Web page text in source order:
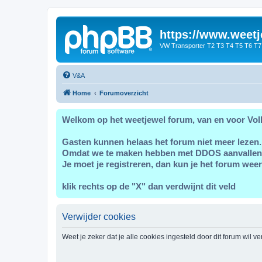
https://
VW Transporter T2 T3 T4 T5 T6
V&A
Home Forumoverzicht
Welkom op het weetjewel forum, van en voor
Gasten kunnen helaas het forum niet meer lezen.
Omdat we te maken hebben met DDOS
Je moet je registreren, dan kun je het forum
klik rechts op de "X" dan verdwijnt dit veld
Verwijder cookies
Weet je zeker dat je alle cookies ingesteld door dit forum wil